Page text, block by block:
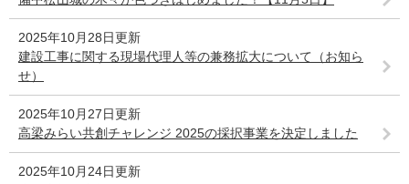
2025年10月28日更新
建設工事に関する現場代理人等の兼務拡大について（お知ら
せ）
2025年10月27日更新
高梁みらい共創チャレンジ 2025の採択事業を決定しました
2025年10月24日更新